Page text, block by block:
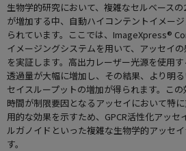
生物学的研究において、複雑なセルベース
が増加する中、自動ハイコンテントイメー
られています。ここでは、ImageXpress®
イメージングシステムを用いて、アッセイ
を実証します。高出力レーザー光源を使用
透過量が大幅に増加し、その結果、より明
セイスループットの増加が得られます。こ
時間が制限要因となるアッセイにおいて特
用的な効果を示すため、GPCR活性化アッセ
ルガノイドといった複雑な生物学的アッセ
す。